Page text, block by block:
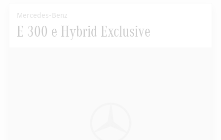
Mercedes-Benz
E 300 e Hybrid Exclusive